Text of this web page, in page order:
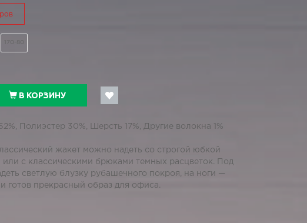
170-80
В КОРЗИНУ
Полиэстер 30%, Шерсть 17%, Другие волокна 1%
жакет можно надеть со строгой юбкой
или с классическими брюками темных расцветок. Под
светлую блузку рубашечного покроя, на ноги —
готов прекрасный образ для офиса.